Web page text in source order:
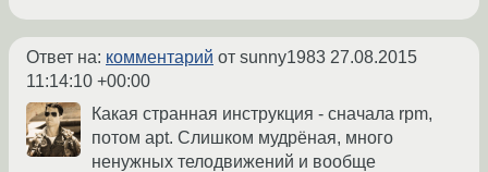
Ответ на: комментарий от sunny1983 27.08.2015
11:14:10 +00:00
Какая странная инструкция - сначала rpm,
потом apt. Слишком мудрёная, много
ненужных телодвижений и вообще